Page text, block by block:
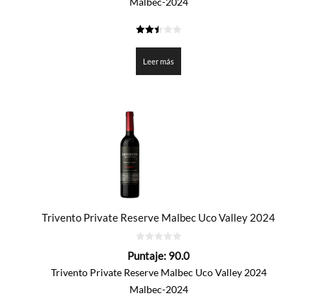
de 5
Leer más
Trivento Private Reserve Malbec Uco Valley 2024
de
Puntaje: 90.0
Trivento Private Reserve Malbec Uco Valley 2024
Malbec-2024